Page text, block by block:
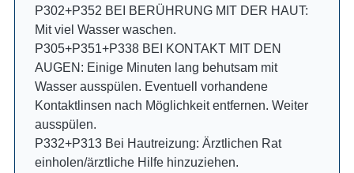
P302+P352 BEI BERÜHRUNG MIT DER HAUT:
Mit viel Wasser waschen.
P305+P351+P338 BEI KONTAKT MIT DEN
AUGEN: Einige Minuten lang behutsam mit
Wasser ausspülen. Eventuell vorhandene
Kontaktlinsen nach Möglichkeit entfernen. Weiter
ausspülen.
P332+P313 Bei Hautreizung: Ärztlichen Rat
einholen/ärztliche Hilfe hinzuziehen.